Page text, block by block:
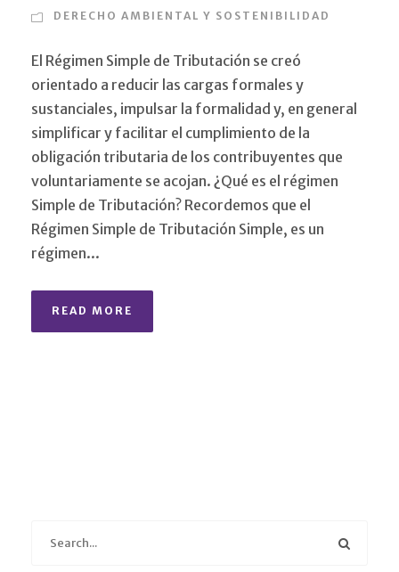
DERECHO AMBIENTAL Y SOSTENIBILIDAD
El Régimen Simple de Tributación se creó
orientado a reducir las cargas formales y
sustanciales, impulsar la formalidad y, en general
simplificar y facilitar el cumplimiento de la
obligación tributaria de los contribuyentes que
voluntariamente se acojan. ¿Qué es el régimen
Simple de Tributación? Recordemos que el
Régimen Simple de Tributación Simple, es un
régimen...
READ MORE